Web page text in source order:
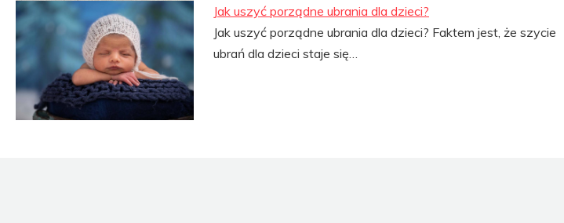
Jak uszyć porządne ubrania dla dzieci?
Jak uszyć porządne ubrania dla dzieci? Faktem jest, że szycie
ubrań dla dzieci staje się…